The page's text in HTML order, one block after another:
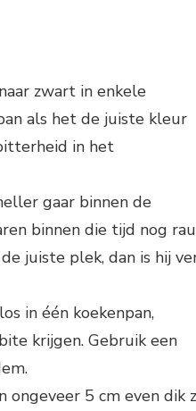
zwart in enkele
als het de juiste kleur
in het
gaar binnen de
binnen die tijd nog
juiste plek, dan is hij
in één koekenpan,
krijgen. Gebruik een
ongeveer 5 cm even dik